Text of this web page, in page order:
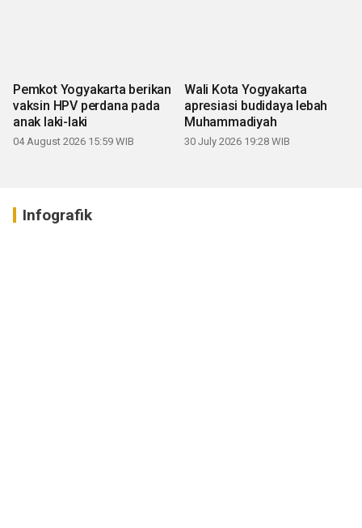
Pemkot Yogyakarta berikan
vaksin HPV perdana pada
anak laki-laki
04 August 2026 15:59 WIB
Wali Kota Yogyakarta
apresiasi budidaya lebah
Muhammadiyah
30 July 2026 19:28 WIB
Infografik